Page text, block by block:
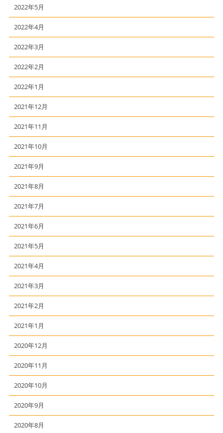
2022年5月
2022年4月
2022年3月
2022年2月
2022年1月
2021年12月
2021年11月
2021年10月
2021年9月
2021年8月
2021年7月
2021年6月
2021年5月
2021年4月
2021年3月
2021年2月
2021年1月
2020年12月
2020年11月
2020年10月
2020年9月
2020年8月